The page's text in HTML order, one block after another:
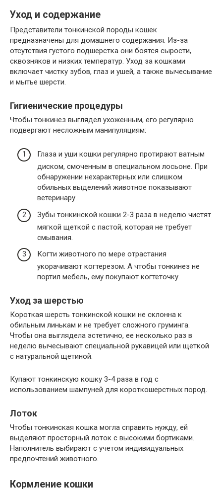
Уход и содержание
Представители тонкинской породы кошек
предназначены для домашнего содержания. Из-за
отсутствия густого подшерстка они боятся сырости,
сквозняков и низких температур. Уход за кошками
включает чистку зубов, глаз и ушей, а также вычесывание
и мытье шерсти.
Гигиенические процедуры
Чтобы тонкинез выглядел ухоженным, его регулярно
подвергают несложным манипуляциям:
Глаза и уши кошки регулярно протирают ватным
диском, смоченным в специальном лосьоне. При
обнаружении нехарактерных или слишком
обильных выделений животное показывают
ветеринару.
Зубы тонкинской кошки 2-3 раза в неделю чистят
мягкой щеткой с пастой, которая не требует
смывания.
Когти животного по мере отрастания
укорачивают когтерезом. А чтобы тонкинез не
портил мебель, ему покупают когтеточку.
Уход за шерстью
Короткая шерсть тонкинской кошки не склонна к
обильным линькам и не требует сложного груминга.
Чтобы она выглядела эстетично, ее несколько раз в
неделю вычесывают специальной рукавицей или щеткой
с натуральной щетиной.
Купают тонкинскую кошку 3-4 раза в год с
использованием шампуней для короткошерстных пород.
Лоток
Чтобы тонкинская кошка могла справить нужду, ей
выделяют просторный лоток с высокими бортиками.
Наполнитель выбирают с учетом индивидуальных
предпочтений животного.
Кормление кошки